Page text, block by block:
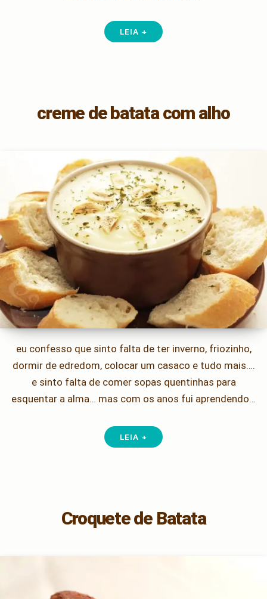
LEIA +
creme de batata com alho
eu confesso que sinto falta de ter inverno, friozinho,
dormir de edredom, colocar um casaco e tudo mais….
e sinto falta de comer sopas quentinhas para
esquentar a alma… mas com os anos fui aprendendo…
LEIA +
Croquete de Batata